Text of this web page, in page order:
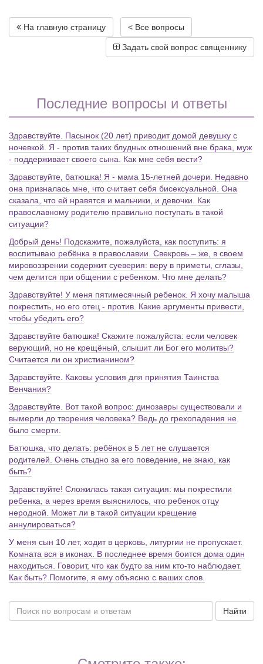
На главную страницу < Все вопросы
Задать свой вопрос священнику
Последние вопросы и ответы
Здравствуйте. Пасынок (20 лет) приводит домой девушку с
ночевкой. Я - против таких блудных отношений вне брака, муж
- поддерживает своего сына. Как мне себя вести?
Здравствуйте, батюшка! Я - мама 15-летней дочери. Недавно
она призналась мне, что считает себя бисексуальной. Она
сказала, что ей нравятся и мальчики, и девочки. Как
православному родителю правильно поступать в такой
ситуации?
Добрый день! Подскажите, пожалуйста, как поступить: я
воспитываю ребёнка в православии. Свекровь – же, в своем
мировоззрении содержит суеверия: веру в приметы, сглазы,
чем делится при общении с ребенком. Что мне делать?
Здравствуйте! У меня пятимесячный ребенок. Я хочу малыша
покрестить, но его отец - против. Какие аргументы привести,
чтобы убедить его?
Здравствуйте батюшка! Скажите пожалуйста: если человек
верующий, но не крещёный, слышит ли Бог его молитвы?
Считается ли он христианином?
Здравствуйте. Каковы условия для принятия Таинства
Венчания?
Здравствуйте. Вот такой вопрос: динозавры существовали и
вымерли до творения человека? Ведь до грехопадения не
было смерти.
Батюшка, что делать: ребёнок в 5 лет не слушается
родителей. Очень стыдно за его поведение, не знаю, как
быть?
Здравствуйте! Сложилась такая ситуация: мы покрестили
ребенка, а через время выяснилось, что ребенок отцу
неродной. Может ли в такой ситуации крещение
аннулироваться?
У меня сын 10 лет, ходит в церковь, литургии не пропускает.
Комната вся в иконах. В последнее время боится дома один
находиться. Говорит, что как будто за ним кто-то наблюдает.
Как быть? Помогите, я ему объясню с ваших слов.
Найти